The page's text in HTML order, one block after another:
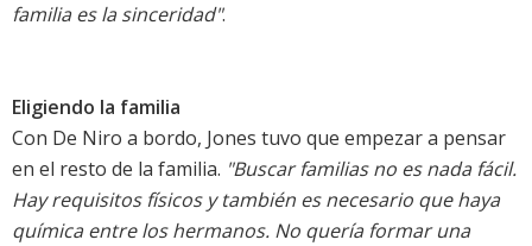
familia es la sinceridad".
Eligiendo la familia
Con De Niro a bordo, Jones tuvo que empezar a pensar
en el resto de la familia. "Buscar familias no es nada fácil.
Hay requisitos físicos y también es necesario que haya
química entre los hermanos. No quería formar una